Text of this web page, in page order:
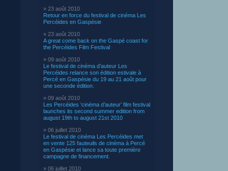
» 23 août 2010
Retour en force du festival de cinéma Les
Percéides en Gaspésie
» 23 août 2010
A great come back on the Gaspé coast for
the Percéides Film Festival
» 09 août 2010
Le festival de cinéma d’auteur Les
Percéides relance son édition estivale à
Percé en Gaspésie du 19 au 21 août pour
une seconde édition.
» 09 août 2010
Les Percéides ‘cinéma d’auteur’ film festival
launches its second summer edition from
august 19th to august 21st 2010
» 06 juillet 2010
Le festival de cinéma Les Percéides met
en vente 125 fauteuils de cinéma à Percé
en Gaspésie et lance sa toute première
campagne de financement.
» 06 juillet 2010